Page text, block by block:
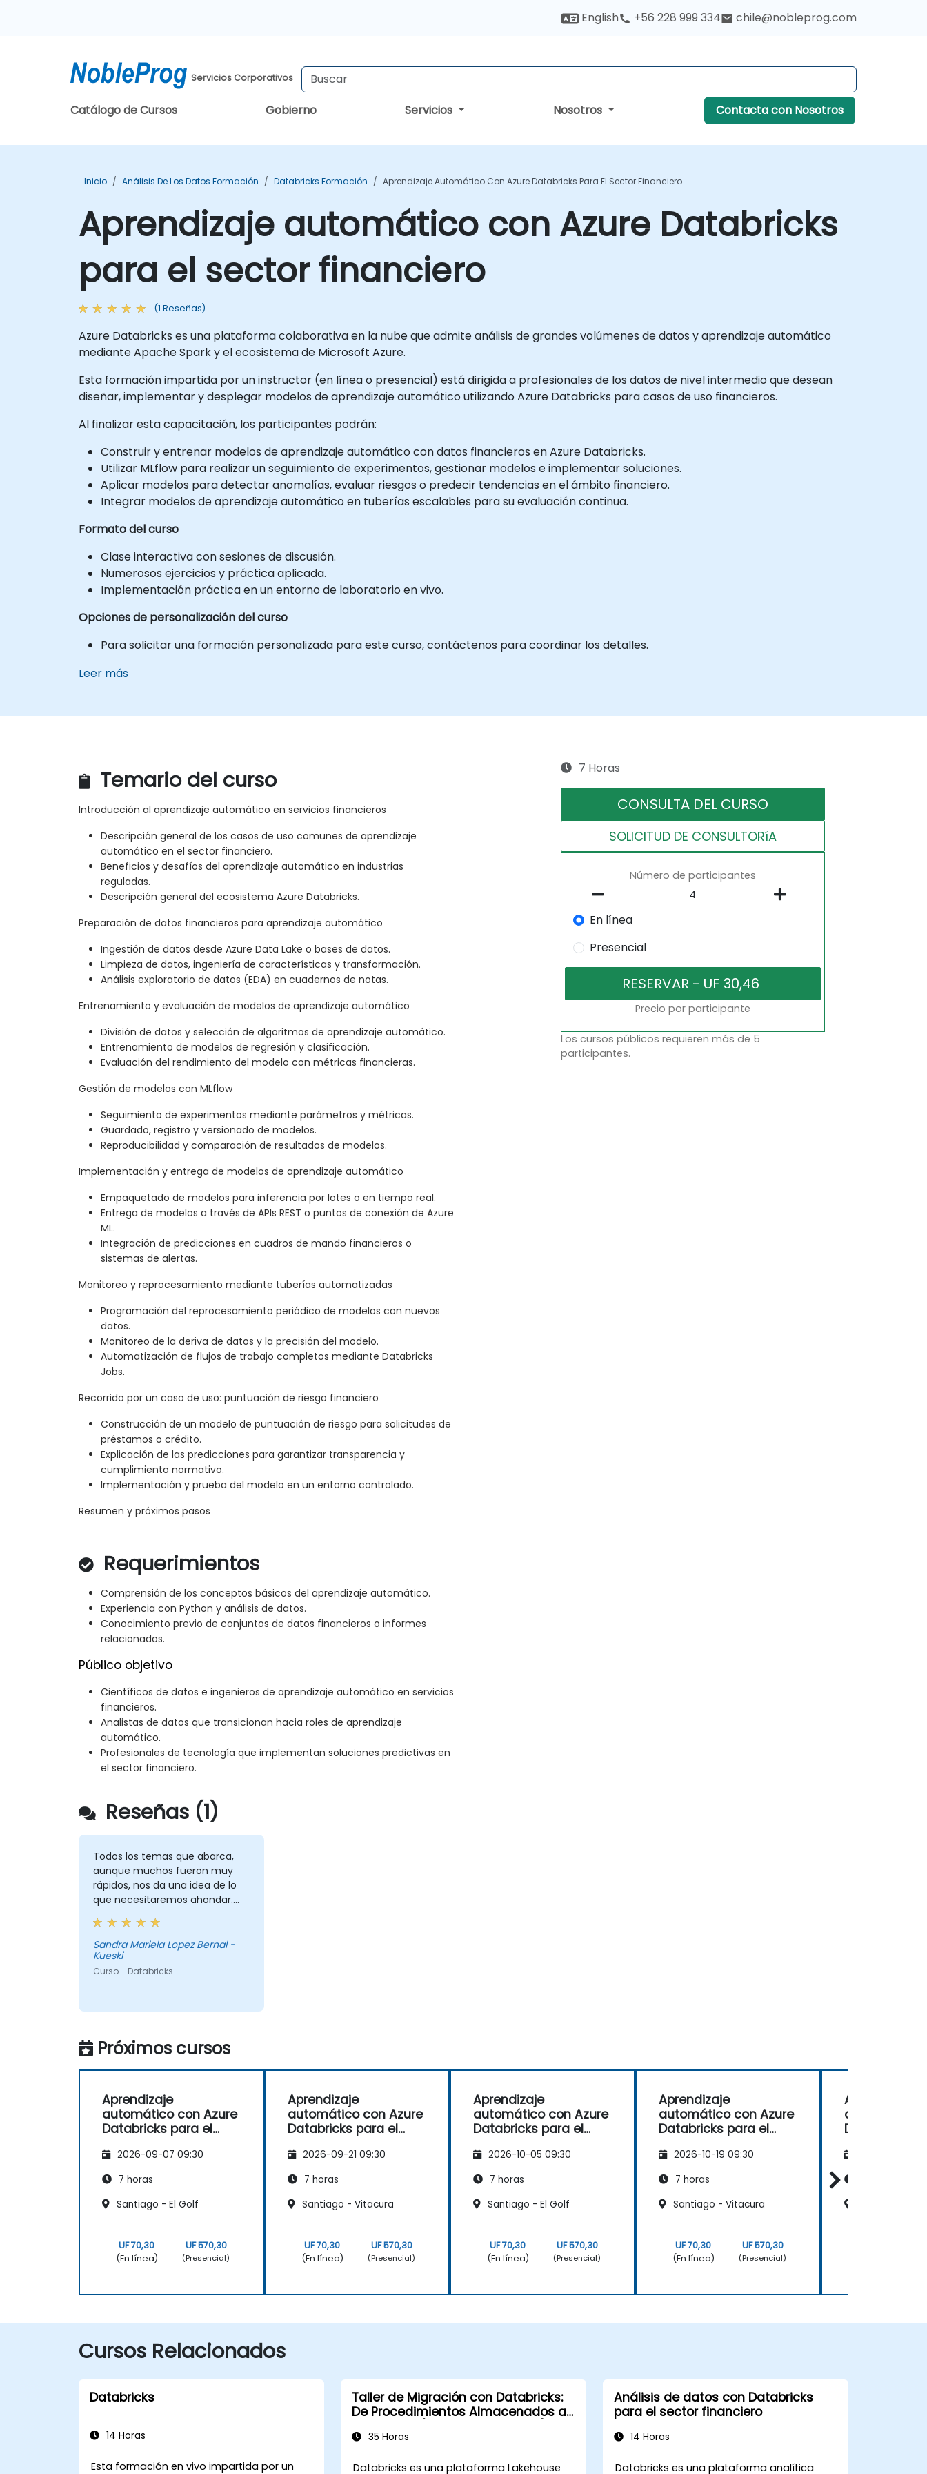
English +56 228 999 334 chile@nobleprog.com
Servicios Corporativos
Catálogo de Cursos Gobierno Servicios Nosotros Contacta con Nosotros
Inicio Análisis De Los Datos Formación Databricks Formación Aprendizaje Automático Con Azure Databricks Para El Sector Financiero
Aprendizaje automático con Azure Databricks
para el sector financiero
(1 Reseñas)
Azure Databricks es una plataforma colaborativa en la nube que admite análisis de grandes volúmenes de datos y aprendizaje automático
mediante Apache Spark y el ecosistema de Microsoft Azure.
Esta formación impartida por un instructor (en línea o presencial) está dirigida a profesionales de los datos de nivel intermedio que desean
diseñar, implementar y desplegar modelos de aprendizaje automático utilizando Azure Databricks para casos de uso financieros.
Al finalizar esta capacitación, los participantes podrán:
Construir y entrenar modelos de aprendizaje automático con datos financieros en Azure Databricks.
Utilizar MLflow para realizar un seguimiento de experimentos, gestionar modelos e implementar soluciones.
Aplicar modelos para detectar anomalías, evaluar riesgos o predecir tendencias en el ámbito financiero.
Integrar modelos de aprendizaje automático en tuberías escalables para su evaluación continua.
Formato del curso
Clase interactiva con sesiones de discusión.
Numerosos ejercicios y práctica aplicada.
Implementación práctica en un entorno de laboratorio en vivo.
Opciones de personalización del curso
Para solicitar una formación personalizada para este curso, contáctenos para coordinar los detalles.
Leer más
Temario del curso
Introducción al aprendizaje automático en servicios financieros
Descripción general de los casos de uso comunes de aprendizaje
automático en el sector financiero.
Beneficios y desafíos del aprendizaje automático en industrias
reguladas.
Descripción general del ecosistema Azure Databricks.
Preparación de datos financieros para aprendizaje automático
Ingestión de datos desde Azure Data Lake o bases de datos.
Limpieza de datos, ingeniería de características y transformación.
Análisis exploratorio de datos (EDA) en cuadernos de notas.
Entrenamiento y evaluación de modelos de aprendizaje automático
División de datos y selección de algoritmos de aprendizaje automático.
Entrenamiento de modelos de regresión y clasificación.
Evaluación del rendimiento del modelo con métricas financieras.
Gestión de modelos con MLflow
Seguimiento de experimentos mediante parámetros y métricas.
Guardado, registro y versionado de modelos.
Reproducibilidad y comparación de resultados de modelos.
Implementación y entrega de modelos de aprendizaje automático
Empaquetado de modelos para inferencia por lotes o en tiempo real.
Entrega de modelos a través de APIs REST o puntos de conexión de Azure
ML.
Integración de predicciones en cuadros de mando financieros o
sistemas de alertas.
Monitoreo y reprocesamiento mediante tuberías automatizadas
Programación del reprocesamiento periódico de modelos con nuevos
datos.
Monitoreo de la deriva de datos y la precisión del modelo.
Automatización de flujos de trabajo completos mediante Databricks
Jobs.
Recorrido por un caso de uso: puntuación de riesgo financiero
Construcción de un modelo de puntuación de riesgo para solicitudes de
préstamos o crédito.
Explicación de las predicciones para garantizar transparencia y
cumplimiento normativo.
Implementación y prueba del modelo en un entorno controlado.
Resumen y próximos pasos
Requerimientos
Comprensión de los conceptos básicos del aprendizaje automático.
Experiencia con Python y análisis de datos.
Conocimiento previo de conjuntos de datos financieros o informes
relacionados.
Público objetivo
Científicos de datos e ingenieros de aprendizaje automático en servicios
financieros.
Analistas de datos que transicionan hacia roles de aprendizaje
automático.
Profesionales de tecnología que implementan soluciones predictivas en
el sector financiero.
7 Horas
CONSULTA DEL CURSO
SOLICITUD DE CONSULTORíA
Número de participantes
En línea
Presencial
Precio por participante
Los cursos públicos requieren más de 5
participantes.
Reseñas (1)
Todos los temas que abarca,
aunque muchos fueron muy
rápidos, nos da una idea de lo
que necesitaremos ahondar.
Además me gustó que pudimos
hacer practicas, aunque insisto,
creo que el curso amerita mas.
Sandra Mariela Lopez Bernal -
Kueski
Curso - Databricks
Próximos cursos
Aprendizaje
automático con Azure
Databricks para el
2026-09-07 09:30
7 horas
Santiago - El Golf
UF 70,30
(En línea)
UF 570,30
(Presencial)
Aprendizaje
automático con Azure
Databricks para el
2026-09-21 09:30
7 horas
Santiago - Vitacura
UF 70,30
(En línea)
UF 570,30
(Presencial)
Aprendizaje
automático con Azure
Databricks para el
2026-10-05 09:30
7 horas
Santiago - El Golf
UF 70,30
(En línea)
UF 570,30
(Presencial)
Aprendizaje
automático con Azure
Databricks para el
2026-10-19 09:30
7 horas
Santiago - Vitacura
UF 70,30
(En línea)
UF 570,30
(Presencial)
Aprendizaje
automático
Databricks
Cursos Relacionados
Databricks
14 Horas
Esta formación en vivo impartida por un
Taller de Migración con Databricks:
De Procedimientos Almacenados a
35 Horas
Databricks es una plataforma Lakehouse
Análisis de datos con Databricks
para el sector financiero
14 Horas
Databricks es una plataforma analítica